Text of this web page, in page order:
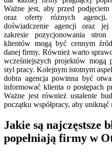
Ważne jest, aby przed
oraz oferty różnych
doświadczenie agencji oraz
zakresie pozycjonowania
klientów mogą być cennym
danej firmy. Również warto
wcześniejszych projektów mogą
styl pracy. Kolejnym istotnym
dobra agencja powinna być
informować klienta o postępach
Ważne jest również ustalenie
początku współpracy, aby
Jakie są najczęstsze
popełniają firmy w